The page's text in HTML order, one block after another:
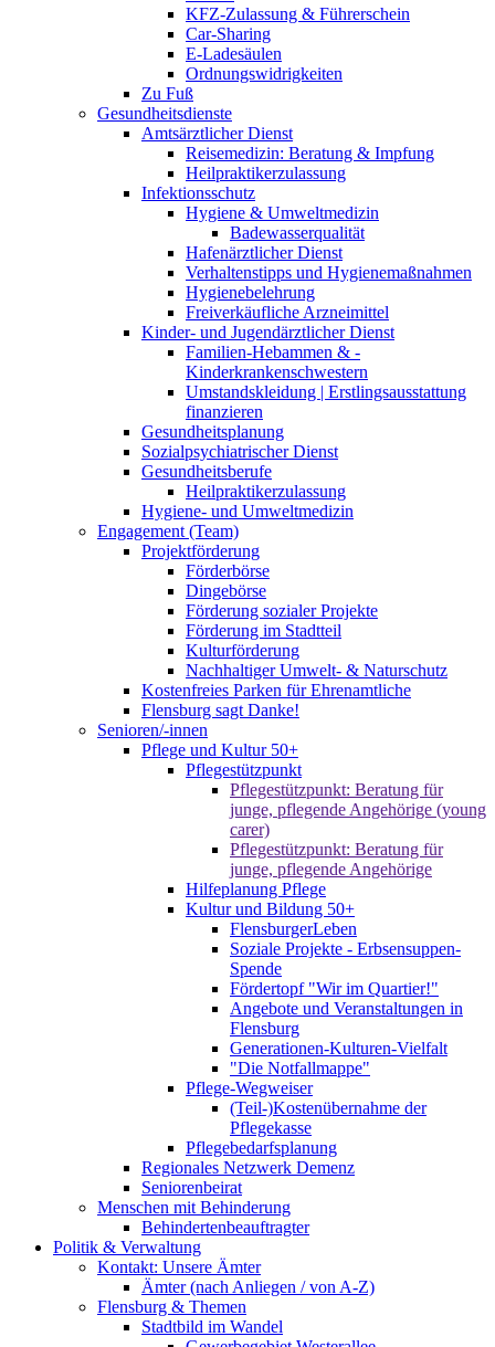
KFZ-Zulassung & Führerschein
Car-Sharing
E-Ladesäulen
Ordnungswidrigkeiten
Zu Fuß
Gesundheitsdienste
Amtsärztlicher Dienst
Reisemedizin: Beratung & Impfung
Heilpraktikerzulassung
Infektionsschutz
Hygiene & Umweltmedizin
Badewasserqualität
Hafenärztlicher Dienst
Verhaltenstipps und Hygienemaßnahmen
Hygienebelehrung
Freiverkäufliche Arzneimittel
Kinder- und Jugendärztlicher Dienst
Familien-Hebammen & -
Kinderkrankenschwestern
Umstandskleidung | Erstlingsausstattung
finanzieren
Gesundheitsplanung
Sozialpsychiatrischer Dienst
Gesundheitsberufe
Heilpraktikerzulassung
Hygiene- und Umweltmedizin
Engagement (Team)
Projektförderung
Förderbörse
Dingebörse
Förderung sozialer Projekte
Förderung im Stadtteil
Kulturförderung
Nachhaltiger Umwelt- & Naturschutz
Kostenfreies Parken für Ehrenamtliche
Flensburg sagt Danke!
Senioren/-innen
Pflege und Kultur 50+
Pflegestützpunkt
Pflegestützpunkt: Beratung für
junge, pflegende Angehörige (young
carer)
Pflegestützpunkt: Beratung für
junge, pflegende Angehörige
Hilfeplanung Pflege
Kultur und Bildung 50+
FlensburgerLeben
Soziale Projekte - Erbsensuppen-
Spende
Fördertopf "Wir im Quartier!"
Angebote und Veranstaltungen in
Flensburg
Generationen-Kulturen-Vielfalt
"Die Notfallmappe"
Pflege-Wegweiser
(Teil-)Kostenübernahme der
Pflegekasse
Pflegebedarfsplanung
Regionales Netzwerk Demenz
Seniorenbeirat
Menschen mit Behinderung
Behindertenbeauftragter
Politik & Verwaltung
Kontakt: Unsere Ämter
Ämter (nach Anliegen / von A-Z)
Flensburg & Themen
Stadtbild im Wandel